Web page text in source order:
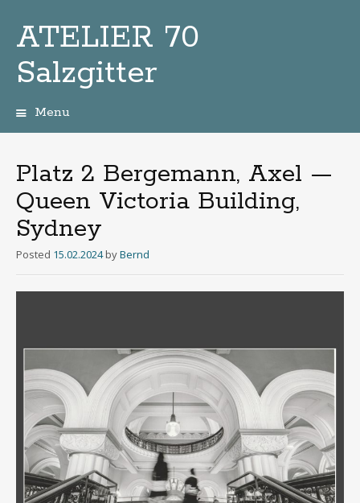
ATELIER 70
Salzgitter
Menu
Platz 2 Bergemann, Axel —
Queen Victoria Building,
Sydney
Posted 15.02.2024 byBernd